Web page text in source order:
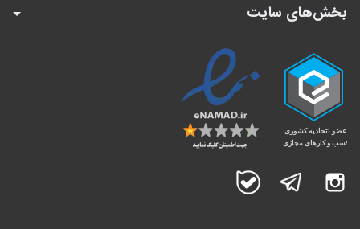
بخش‌های سایت
اینستاگرام تلگرام